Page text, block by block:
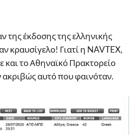
της έκδοσης της ελληνικής
κραυσίγελο! Γιατί η NAVTEX,
και το Αθηναϊκό Πρακτορείο
ακριβώς αυτό που φαινόταν.